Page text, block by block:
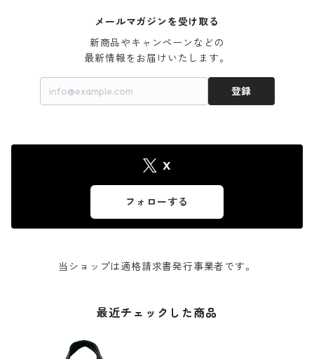
メールマガジンを受け取る
新商品やキャンペーンなどの
最新情報をお届けいたします。
登録
X
フォローする
当ショップは適格請求書発行事業者です。
最近チェックした商品